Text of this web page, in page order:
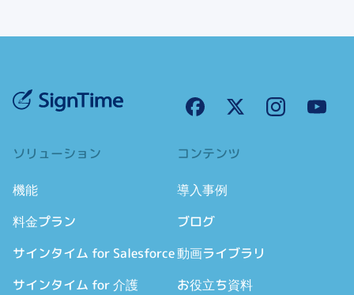
ソリューション
機能
料金プラン
サインタイム for Salesforce
サインタイム for 介護
コンテンツ
導入事例
ブログ
動画ライブラリ
お役立ち資料